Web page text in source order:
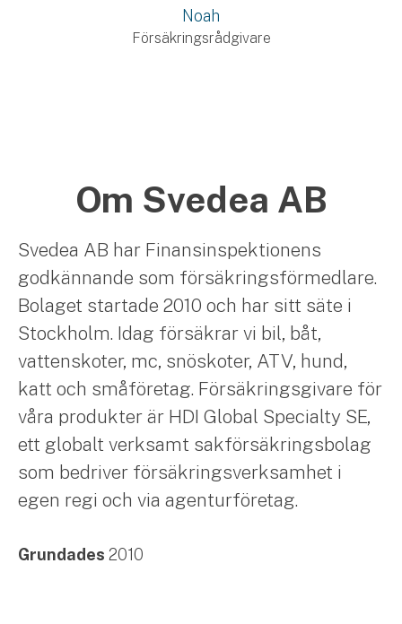
Noah
Försäkringsrådgivare
Om Svedea AB
Svedea AB har Finansinspektionens
godkännande som försäkringsförmedlare.
Bolaget startade 2010 och har sitt säte i
Stockholm. Idag försäkrar vi bil, båt,
vattenskoter, mc, snöskoter, ATV, hund,
katt och småföretag. Försäkringsgivare för
våra produkter är HDI Global Specialty SE,
ett globalt verksamt sakförsäkringsbolag
som bedriver försäkringsverksamhet i
egen regi och via agenturföretag.
Grundades 2010